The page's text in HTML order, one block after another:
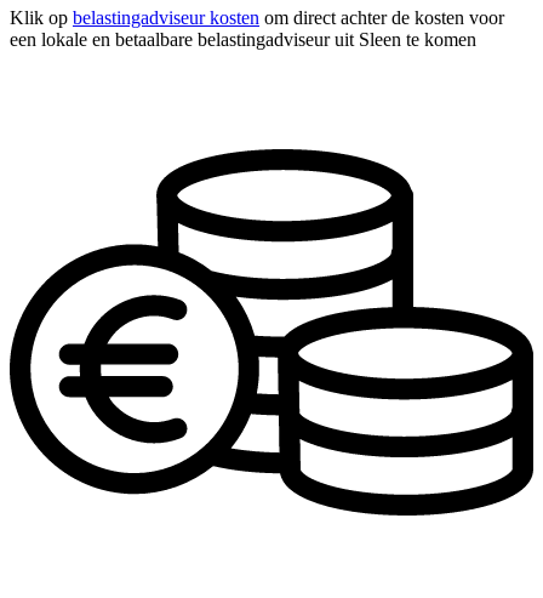
Klik op belastingadviseur kosten om direct achter de kosten voor
een lokale en betaalbare belastingadviseur uit Sleen te komen